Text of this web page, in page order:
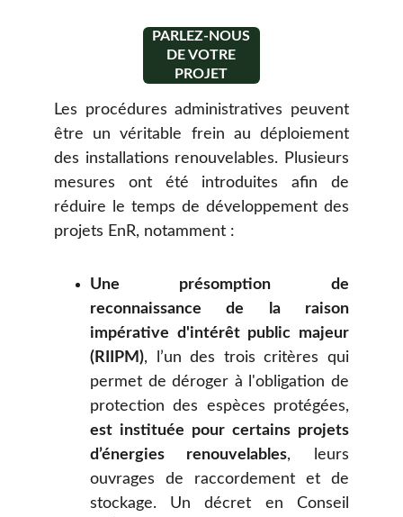
PARLEZ-NOUS
DE VOTRE
PROJET
Les procédures administratives peuvent
être un véritable frein au déploiement
des installations renouvelables. Plusieurs
mesures ont été introduites afin de
réduire le temps de développement des
projets EnR, notamment :
Une présomption de
reconnaissance de la raison
impérative d'intérêt public majeur
(RIIPM), l’un des trois critères qui
permet de déroger à l'obligation de
protection des espèces protégées,
est instituée pour certains projets
d’énergies renouvelables, leurs
ouvrages de raccordement et de
stockage. Un décret en Conseil